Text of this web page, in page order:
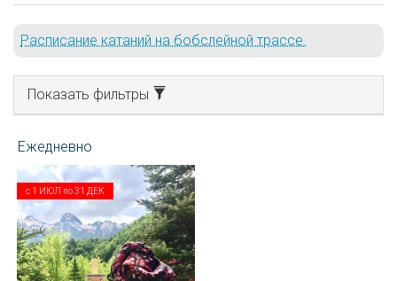
Расписание катаний на бобслейной трассе.
Показать фильтры
с 1 ИЮЛ по31 ДЕК